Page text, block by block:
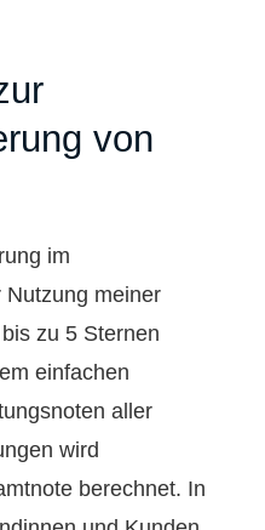
von
im
meiner
zu 5 Sternen
einfachen
aller
wird
berechnet. In